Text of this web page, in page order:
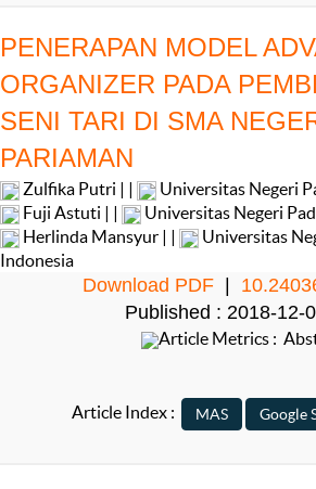
PENERAPAN MODEL
ORGANIZER PADA
SENI TARI DI SMA
PARIAMAN
Zulfika Putri | | Universitas Negeri
Fuji Astuti | |
Universitas Negeri
Herlinda Mansyur | |
Universitas
Indonesia
Download PDF
Published : 2018-
Article Metrics :
Article Index :